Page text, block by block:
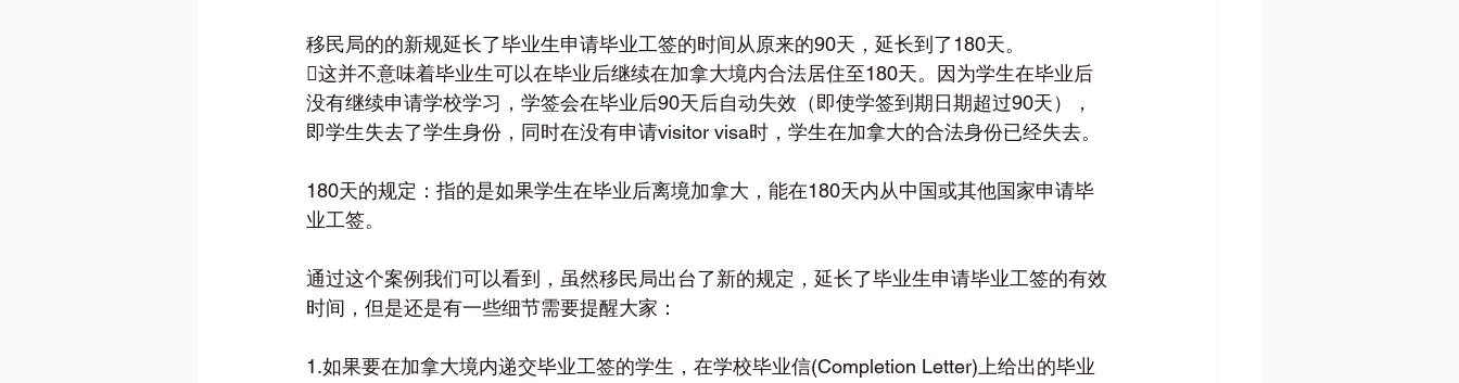
移民局的的新规延长了毕业生申请毕业工签的时间从原来的90天，延长到了180天。
这并不意味着毕业生可以在毕业后继续在加拿大境内合法居住至180天。因为学生在毕业后
没有继续申请学校学习，学签会在毕业后90天后自动失效（即使学签到期日期超过90天），
即学生失去了学生身份，同时在没有申请visitor visa时，学生在加拿大的合法身份已经失去。
180天的规定：指的是如果学生在毕业后离境加拿大，能在180天内从中国或其他国家申请毕
业工签。
通过这个案例我们可以看到，虽然移民局出台了新的规定，延长了毕业生申请毕业工签的有效
时间，但是还是有一些细节需要提醒大家：
1.如果要在加拿大境内递交毕业工签的学生，在学校毕业信(Completion Letter)上给出的毕业